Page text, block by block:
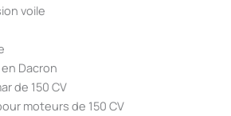
voile
Dacron
de 150 CV
moteurs de 150 CV